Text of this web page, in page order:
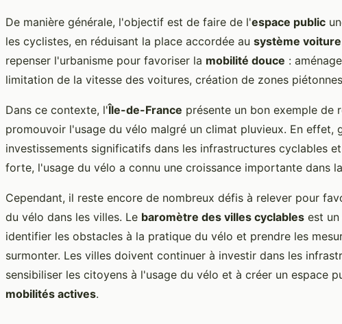
De manière générale, l'objectif est de faire de l'espace public
les cyclistes, en réduisant la place accordée au système voiture
repenser l'urbanisme pour favoriser la mobilité douce :
limitation de la vitesse des voitures, création de zones
Dans ce contexte, l'Île-de-France présente un bon exemple de
promouvoir l'usage du vélo malgré un climat pluvieux. En effet,
investissements significatifs dans les infrastructures cyclables
forte, l'usage du vélo a connu une croissance importante dans
Cependant, il reste encore de nombreux défis à relever pour
du vélo dans les villes. Le baromètre des villes cyclables est
identifier les obstacles à la pratique du vélo et prendre les
surmonter. Les villes doivent continuer à investir dans les
sensibiliser les citoyens à l'usage du vélo et à créer un espace
mobilités actives.